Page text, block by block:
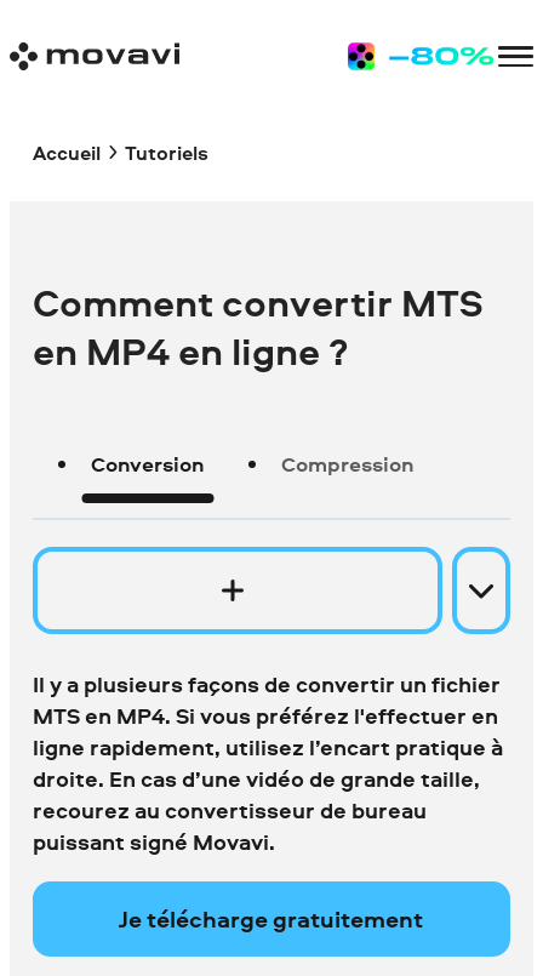
Accueil Tutoriels
Comment convertir MTS
en MP4 en ligne ?
Conversion Compression
Il y a plusieurs façons de convertir un fichier
MTS en MP4. Si vous préférez l'effectuer en
ligne rapidement, utilisez l’encart pratique à
droite. En cas d’une vidéo de grande taille,
recourez au convertisseur de bureau
puissant signé Movavi.
Je télécharge gratuitement